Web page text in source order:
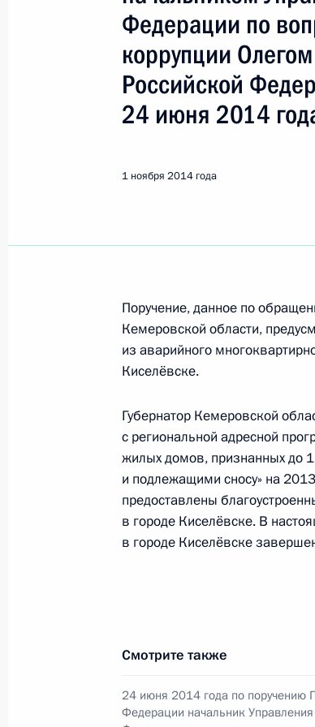
Поиск по руководителю, географии и
Все руководители, регионы,
Киселевск
31 августа 2021 года,
конференц–связи жителя
по поручению Президента
Российской Федерации
Федерации по приёму
О ходе исполнения
конференц-связи
по поручению Президента
управления Президента
О ходе исполнения
Федерации по
коррупции
Российской
24 июня 2014
1 ноября 2014 года
Поручение, данное по
Кемеровской области,
из аварийного
Киселёвске.
Губернатор Кемеровской
с региональной адресной
жилых домов, признанных до
и подлежащими сносу» на
предоставлены
в городе Киселёвске. В
в городе Киселёвске
Смотрите также
24 июня 2014 года по поручению
Федерации начальник